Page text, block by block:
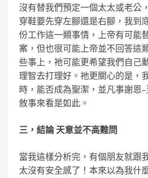
沒有替我們預定一個太太或老公
穿鞋要先穿左腳還是右腳，我到
份工作這一類事情，上帝有可能
案，但也很可能上帝並不回答這
些事上，祂可能更希望我們自己
理智去打理好。祂更關心的是，
時，能否成為聖潔，並凡事謝恩
敘事來看是如此。
三，結論 天意並不高難問
當我這樣分析完，有個朋友就跟
太沒有安全感了！本來以為我什